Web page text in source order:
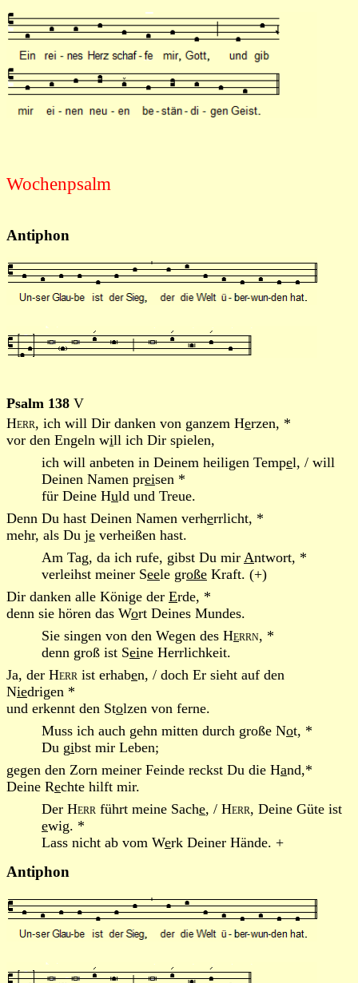
Wochenpsalm
Antiphon
Psalm 138 V
Herr, ich will Dir danken von ganzem Herzen, *
vor den Engeln will ich Dir spielen,
ich will anbeten in Deinem heiligen Tempel, / will
Deinen Namen preisen *
für Deine Huld und Treue.
Denn Du hast Deinen Namen verherrlicht, *
mehr, als Du je verheißen hast.
Am Tag, da ich rufe, gibst Du mir Antwort, *
verleihst meiner Seele große Kraft. (+)
Dir danken alle Könige der Erde, *
denn sie hören das Wort Deines Mundes.
Sie singen von den Wegen des Herrn, *
denn groß ist Seine Herrlichkeit.
Ja, der Herr ist erhaben, / doch Er sieht auf den
Niedrigen *
und erkennt den Stolzen von ferne.
Muss ich auch gehn mitten durch große Not, *
Du gibst mir Leben;
gegen den Zorn meiner Feinde reckst Du die Hand,*
Deine Rechte hilft mir.
Der Herr führt meine Sache, / Herr, Deine Güte ist
ewig. *
Lass nicht ab vom Werk Deiner Hände. +
Antiphon